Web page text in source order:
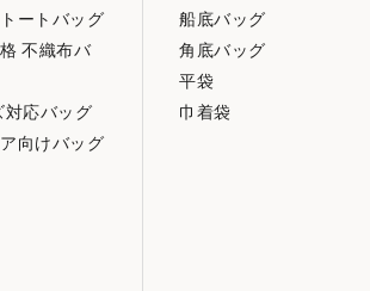
ートバッグ
不織布バ
応バッグ
向けバッグ
船底バッグ
角底バッグ
平袋
巾着袋